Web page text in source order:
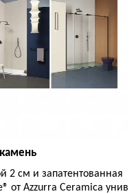
2 см и запатентованная
от Azzurra Ceramica унив